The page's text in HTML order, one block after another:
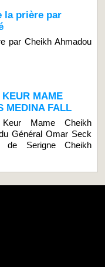
la prière par
par Cheikh Ahmadou
MAME
MEDINA FALL
Keur Mame Cheikh
Général Omar Seck
de Serigne Cheikh